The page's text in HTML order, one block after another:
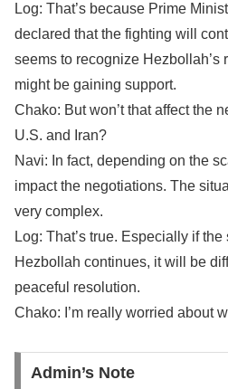
Log: That’s because Prime
declared that the fighting will
seems to recognize Hezbollah’s
might be gaining support.
Chako: But won’t that affect the
U.S. and Iran?
Navi: In fact, depending on the
impact the negotiations. The
very complex.
Log: That’s true. Especially if
Hezbollah continues, it will be
peaceful resolution.
Chako: I’m really worried about
Admin’s Note